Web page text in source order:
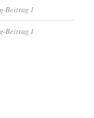
Beitrag 1
Beitrag 1